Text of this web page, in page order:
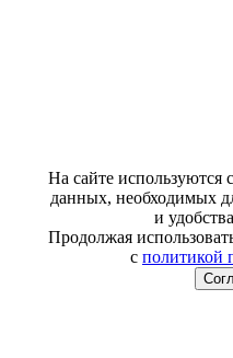
На сайте используются
данных, необходимых
и
Продолжая
с политикой